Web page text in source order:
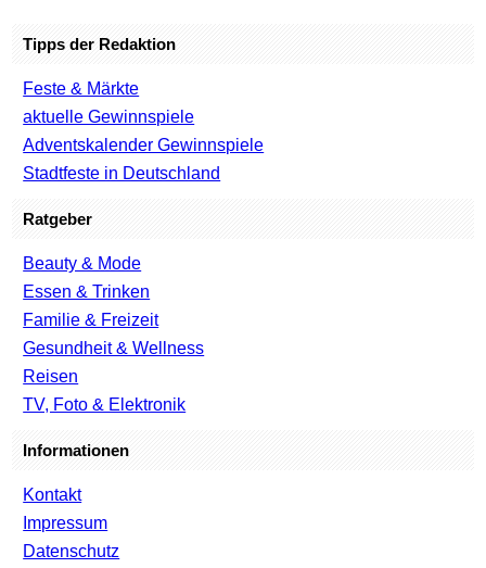
Tipps der Redaktion
Feste & Märkte
aktuelle Gewinnspiele
Adventskalender Gewinnspiele
Stadtfeste in Deutschland
Ratgeber
Beauty & Mode
Essen & Trinken
Familie & Freizeit
Gesundheit & Wellness
Reisen
TV, Foto & Elektronik
Informationen
Kontakt
Impressum
Datenschutz